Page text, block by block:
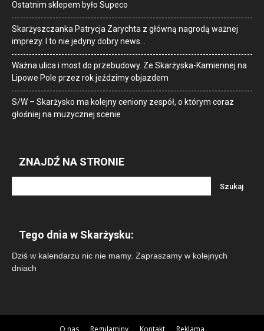
Ostatnim sklepem było Supeco
Skarżyszczanka Patrycja Zarychta z główną nagrodą ważnej
imprezy. I to nie jedyny dobry news…
Ważna ulica i most do przebudowy. Ze Skarżyska-Kamiennej na
Lipowe Pole przez rok jeździmy objazdem
S/W – Skarżysko ma kolejny ceniony zespół, o którym coraz
głośniej na muzycznej scenie
ZNAJDŹ NA STRONIE
Tego dnia w Skarżysku:
Dziś w kalendarzu nic nie mamy. Zapraszamy w kolejnych
dniach
O nas Regulaminy Kontakt Reklama